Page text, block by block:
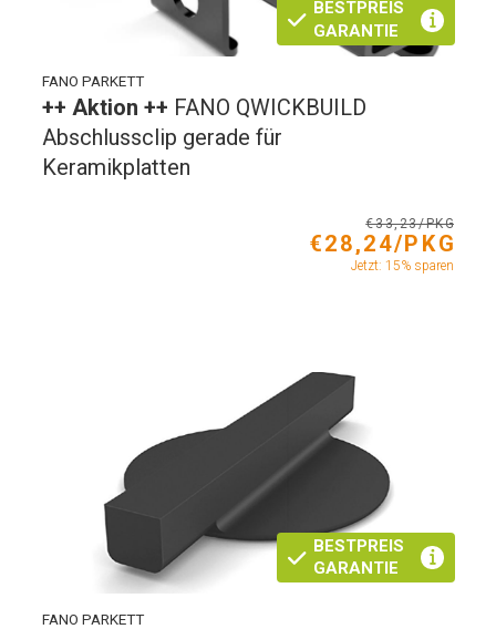
BESTPREIS
GARANTIE
FANO PARKETT
++ Aktion ++ FANO QWICKBUILD
Abschlussclip gerade für
Keramikplatten
€33,23/PKG
€28,24/PKG
Jetzt: 15% sparen
BESTPREIS
GARANTIE
FANO PARKETT